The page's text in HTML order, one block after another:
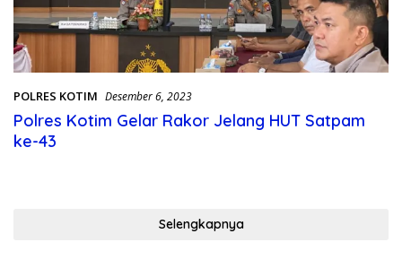
POLRES KOTIM Desember 6, 2023
Polres Kotim Gelar Rakor Jelang HUT Satpam
ke-43
Selengkapnya